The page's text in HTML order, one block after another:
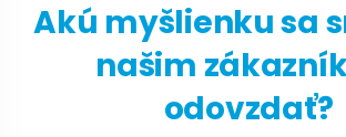
Akú myšlienku sa
našim
odovzdať?